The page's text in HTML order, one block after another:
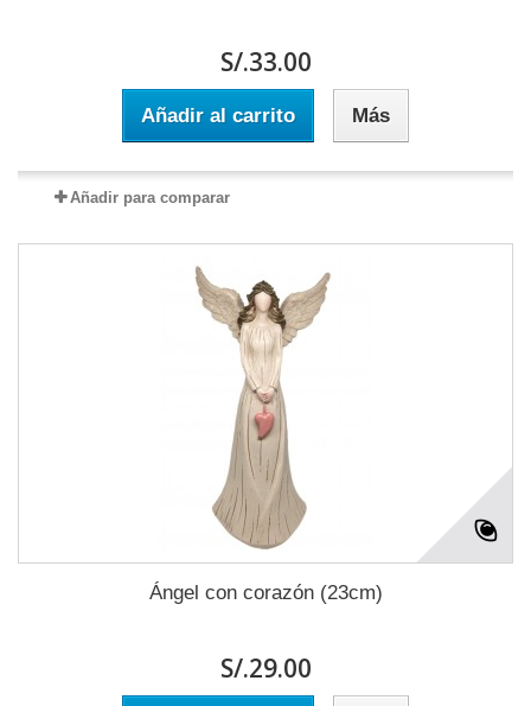
S/.33.00
Añadir al carrito Más
Añadir para comparar
Ángel con corazón (23cm)
S/.29.00